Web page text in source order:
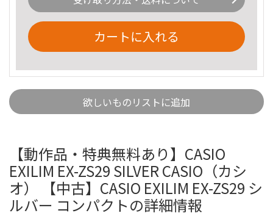
カートに入れる
欲しいものリストに追加
【動作品・特典無料あり】CASIO
EXILIM EX-ZS29 SILVER CASIO（カシ
オ） 【中古】CASIO EXILIM EX-ZS29 シ
ルバー コンパクトの詳細情報